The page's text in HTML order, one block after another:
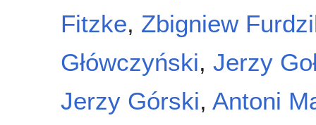
Fitzke, Zbigniew
Główczyński, Jerzy
Jerzy Górski, Antoni